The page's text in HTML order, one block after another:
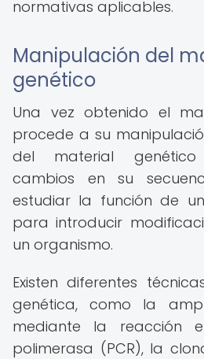
normativas aplicables.
Manipulación del
genético
Una vez obtenido el
procede a su
del material
cambios en su
estudiar la función de
para introducir
un organismo.
Existen diferentes
genética, como la
mediante la reacción
polimerasa (PCR), la